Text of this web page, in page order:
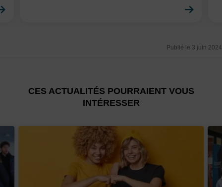
Publié le 3 juin 2024
CES ACTUALITÉS POURRAIENT VOUS
INTÉRESSER